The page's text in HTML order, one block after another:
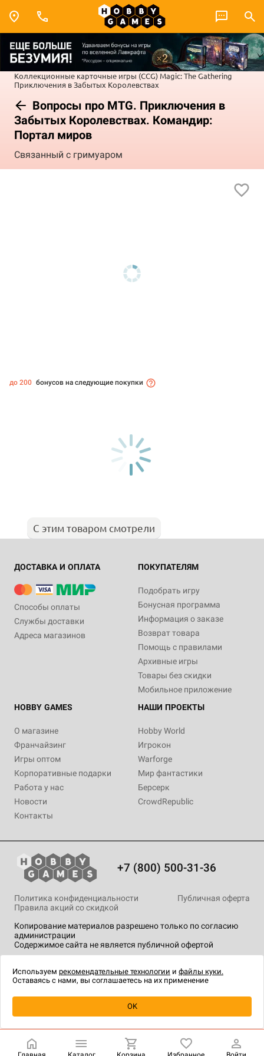
Коллекционные карточные игры (CCG) Magic: The Gathering
Приключения в Забытых Королевствах
Вопросы про MTG. Приключения в
Забытых Королевствах. Командир:
Портал миров
Связанный с гримуаром
Уведомить о наличии
до 200 бонусов на следующие покупки
С этим товаром смотрели
ДОСТАВКА И ОПЛАТА
Способы оплаты
Службы доставки
Адреса магазинов
ПОКУПАТЕЛЯМ
Подобрать игру
Бонусная программа
Информация о заказе
Возврат товара
Помощь с правилами
Архивные игры
Товары без скидки
Мобильное приложение
HOBBY GAMES
О магазине
Франчайзинг
Игры оптом
Корпоративные подарки
Работа у нас
Новости
Контакты
НАШИ ПРОЕКТЫ
Hobby World
Игрокон
Warforge
Мир фантастики
Берсерк
CrowdRepublic
+7 (800) 500-31-36
Копирование материалов разрешено только по согласию
администрации
Содержимое сайта не является публичной офертой
Политика конфиденциальности
Публичная оферта
Правила акций со скидкой
технологии.
Используем рекомендательные технологии и файлы куки.
Оставаясь с нами, вы соглашаетесь на их применение
OK